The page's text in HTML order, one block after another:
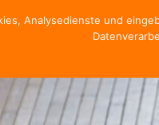
Analysedienste und